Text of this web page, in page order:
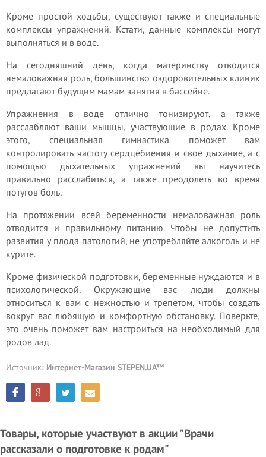
Кроме простой ходьбы, существуют также и специальные
комплексы упражнений. Кстати, данные комплексы могут
выполняться и в воде.
На сегодняшний день, когда материнству отводится
немаловажная роль, большинство оздоровительных клиник
предлагают будущим мамам занятия в бассейне.
Упражнения в воде отлично тонизируют, а также
расслабляют ваши мышцы, участвующие в родах. Кроме
этого, специальная гимнастика поможет вам
контролировать частоту сердцебиения и свое дыхание, а с
помощью дыхательных упражнений вы научитесь
правильно расслабиться, а также преодолеть во время
потугов боль.
На протяжении всей беременности немаловажная роль
отводится и правильному питанию. Чтобы не допустить
развития у плода патологий, не употребляйте алкоголь и не
курите.
Кроме физической подготовки, беременные нуждаются и в
психологической. Окружающие вас люди должны
относиться к вам с нежностью и трепетом, чтобы создать
вокруг вас любящую и комфортную обстановку. Поверьте,
это очень поможет вам настроиться на необходимый для
родов лад.
Источник: Интернет-Магазин STEPEN.UA™
Товары, которые участвуют в акции "Врачи
рассказали о подготовке к родам"